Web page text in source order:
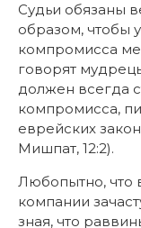
Судьи обязаны
образом, чтобы
компромисса
говорят
должен всегда
компромисса,
еврейских
Мишпат, 12:2).
Любопытно, что
компании
зная, что